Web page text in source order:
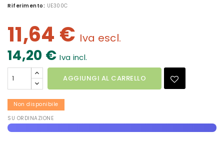
Riferimento: UE300C
11,64 € Iva escl.
14,20 €Iva incl.
AGGIUNGI AL CARRELLO
Non disponibile
SU ORDINAZIONE